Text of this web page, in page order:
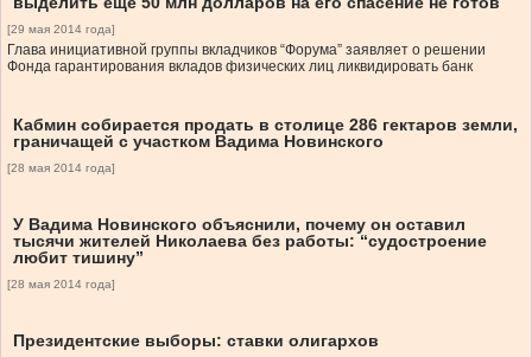
[29 мая 2014 года]
Глава инициативной группы вкладчиков “Форума” заявляет о решении
Фонда гарантирования вкладов физических лиц ликвидировать банк
Кабмин собирается продать в столице 286 гектаров земли,
граничащей с участком Вадима Новинского
[28 мая 2014 года]
У Вадима Новинского объяснили, почему он оставил
тысячи жителей Николаева без работы: “судостроение
любит тишину”
[28 мая 2014 года]
Президентские выборы: ставки олигархов